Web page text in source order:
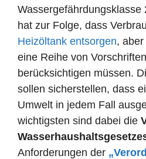
Wassergefährdungsklasse
hat zur Folge, dass
Heizöltank entsorgen,
eine Reihe von
berücksichtigen müssen.
sollen sicherstellen, dass
Umwelt in jedem Fall
wichtigsten sind dabei die
Anforderungen der